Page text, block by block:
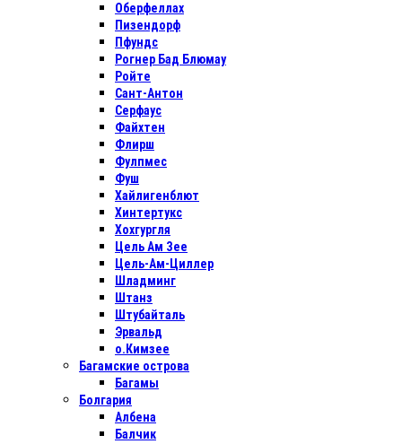
Оберфеллах
Пизендорф
Пфундс
Рогнер Бад Блюмау
Ройте
Сант-Антон
Серфаус
Файхтен
Флирш
Фулпмес
Фуш
Хайлигенблют
Хинтертукс
Хохгургля
Цель Ам Зее
Цель-Ам-Циллер
Шладминг
Штанз
Штубайталь
Эрвальд
о.Кимзее
Багамские острова
Багамы
Болгария
Албена
Балчик